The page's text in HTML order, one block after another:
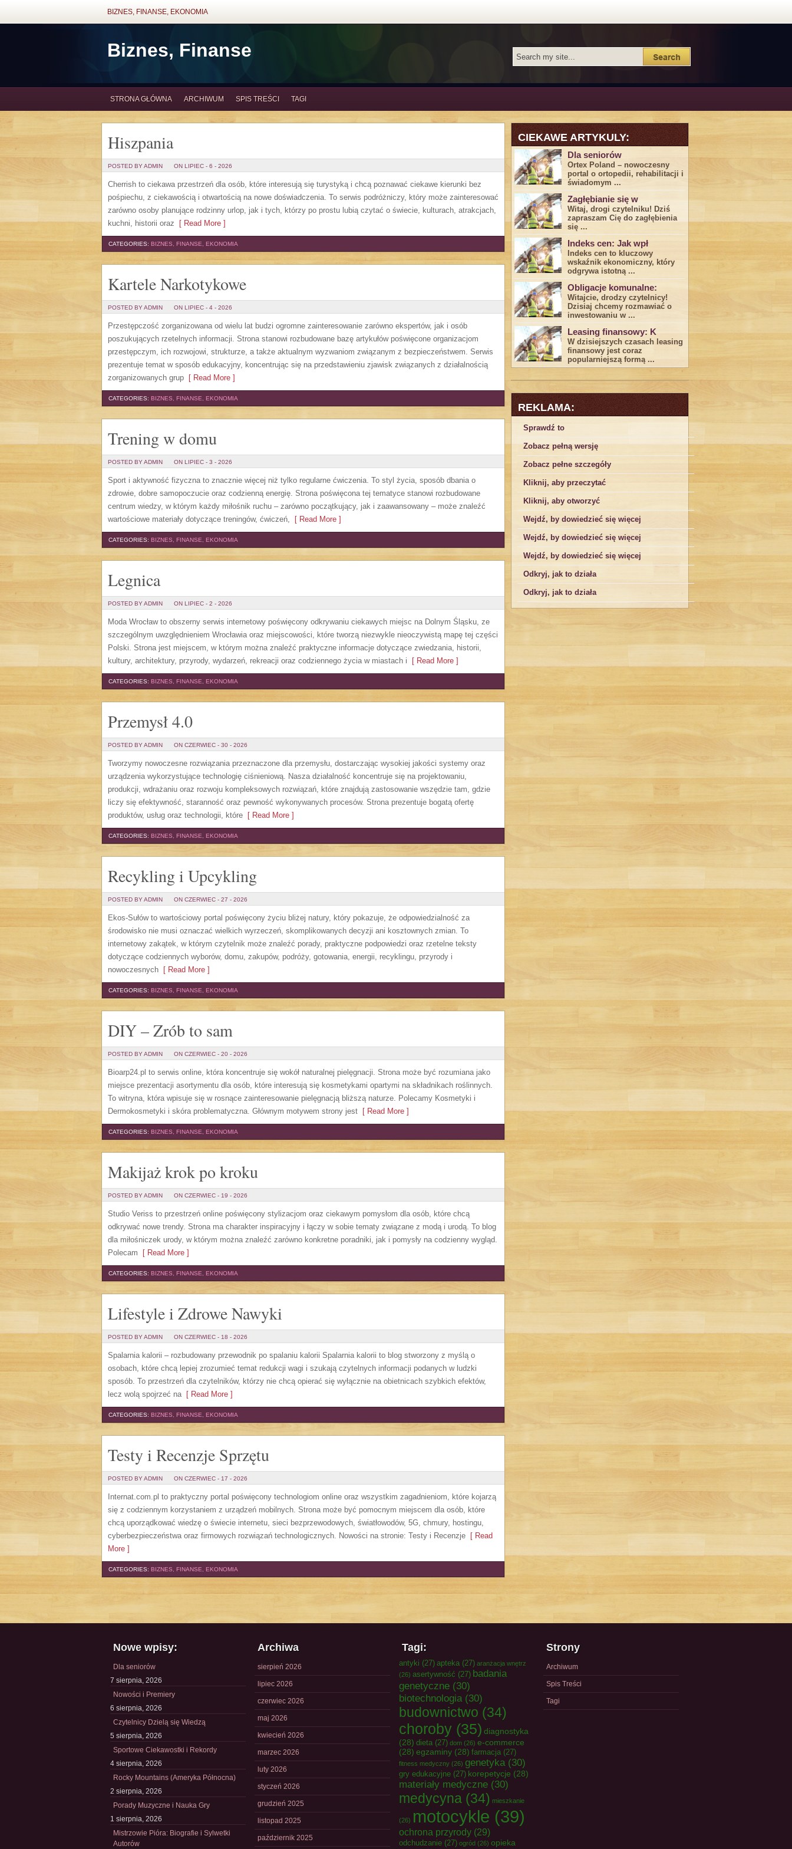
BIZNES, FINANSE, EKONOMIA
Biznes, Finanse
STRONA GŁÓWNA ARCHIWUM SPIS TREŚCI TAGI
Hiszpania
POSTED BY ADMIN ON LIPIEC - 6 - 2026
Cherrish to ciekawa przestrzeń dla osób, które interesują się turystyką i chcą poznawać ciekawe kierunki bez
pośpiechu, z ciekawością i otwartością na nowe doświadczenia. To serwis podróżniczy, który może zainteresować
zarówno osoby planujące rodzinny urlop, jak i tych, którzy po prostu lubią czytać o świecie, kulturach, atrakcjach,
kuchni, historii oraz [ Read More ]
CATEGORIES: BIZNES, FINANSE, EKONOMIA
Kartele Narkotykowe
POSTED BY ADMIN ON LIPIEC - 4 - 2026
Przestępczość zorganizowana od wielu lat budzi ogromne zainteresowanie zarówno ekspertów, jak i osób
poszukujących rzetelnych informacji. Strona stanowi rozbudowane bazę artykułów poświęcone organizacjom
przestępczym, ich rozwojowi, strukturze, a także aktualnym wyzwaniom związanym z bezpieczeństwem. Serwis
prezentuje temat w sposób edukacyjny, koncentrując się na przedstawieniu zjawisk związanych z działalnością
zorganizowanych grup [ Read More ]
CATEGORIES: BIZNES, FINANSE, EKONOMIA
Trening w domu
POSTED BY ADMIN ON LIPIEC - 3 - 2026
Sport i aktywność fizyczna to znacznie więcej niż tylko regularne ćwiczenia. To styl życia, sposób dbania o
zdrowie, dobre samopoczucie oraz codzienną energię. Strona poświęcona tej tematyce stanowi rozbudowane
centrum wiedzy, w którym każdy miłośnik ruchu – zarówno początkujący, jak i zaawansowany – może znaleźć
wartościowe materiały dotyczące treningów, ćwiczeń, [ Read More ]
CATEGORIES: BIZNES, FINANSE, EKONOMIA
Legnica
POSTED BY ADMIN ON LIPIEC - 2 - 2026
Moda Wrocław to obszerny serwis internetowy poświęcony odkrywaniu ciekawych miejsc na Dolnym Śląsku, ze
szczególnym uwzględnieniem Wrocławia oraz miejscowości, które tworzą niezwykle nieoczywistą mapę tej części
Polski. Strona jest miejscem, w którym można znaleźć praktyczne informacje dotyczące zwiedzania, historii,
kultury, architektury, przyrody, wydarzeń, rekreacji oraz codziennego życia w miastach i [ Read More ]
CATEGORIES: BIZNES, FINANSE, EKONOMIA
Przemysł 4.0
POSTED BY ADMIN ON CZERWIEC - 30 - 2026
Tworzymy nowoczesne rozwiązania przeznaczone dla przemysłu, dostarczając wysokiej jakości systemy oraz
urządzenia wykorzystujące technologię ciśnieniową. Nasza działalność koncentruje się na projektowaniu,
produkcji, wdrażaniu oraz rozwoju kompleksowych rozwiązań, które znajdują zastosowanie wszędzie tam, gdzie
liczy się efektywność, staranność oraz pewność wykonywanych procesów. Strona prezentuje bogatą ofertę
produktów, usług oraz technologii, które [ Read More ]
CATEGORIES: BIZNES, FINANSE, EKONOMIA
Recykling i Upcykling
POSTED BY ADMIN ON CZERWIEC - 27 - 2026
Ekos-Sułów to wartościowy portal poświęcony życiu bliżej natury, który pokazuje, że odpowiedzialność za
środowisko nie musi oznaczać wielkich wyrzeczeń, skomplikowanych decyzji ani kosztownych zmian. To
internetowy zakątek, w którym czytelnik może znaleźć porady, praktyczne podpowiedzi oraz rzetelne teksty
dotyczące codziennych wyborów, domu, zakupów, podróży, gotowania, energii, recyklingu, przyrody i
nowoczesnych [ Read More ]
CATEGORIES: BIZNES, FINANSE, EKONOMIA
DIY – Zrób to sam
POSTED BY ADMIN ON CZERWIEC - 20 - 2026
Bioarp24.pl to serwis online, która koncentruje się wokół naturalnej pielęgnacji. Strona może być rozumiana jako
miejsce prezentacji asortymentu dla osób, które interesują się kosmetykami opartymi na składnikach roślinnych.
To witryna, która wpisuje się w rosnące zainteresowanie pielęgnacją bliższą naturze. Polecamy Kosmetyki i
Dermokosmetyki i skóra problematyczna. Głównym motywem strony jest [ Read More ]
CATEGORIES: BIZNES, FINANSE, EKONOMIA
Makijaż krok po kroku
POSTED BY ADMIN ON CZERWIEC - 19 - 2026
Studio Veriss to przestrzeń online poświęcony stylizacjom oraz ciekawym pomysłom dla osób, które chcą
odkrywać nowe trendy. Strona ma charakter inspiracyjny i łączy w sobie tematy związane z modą i urodą. To blog
dla miłośniczek urody, w którym można znaleźć zarówno konkretne poradniki, jak i pomysły na codzienny wygląd.
Polecam [ Read More ]
CATEGORIES: BIZNES, FINANSE, EKONOMIA
Lifestyle i Zdrowe Nawyki
POSTED BY ADMIN ON CZERWIEC - 18 - 2026
Spalarnia kalorii – rozbudowany przewodnik po spalaniu kalorii Spalarnia kalorii to blog stworzony z myślą o
osobach, które chcą lepiej zrozumieć temat redukcji wagi i szukają czytelnych informacji podanych w ludzki
sposób. To przestrzeń dla czytelników, którzy nie chcą opierać się wyłącznie na obietnicach szybkich efektów,
lecz wolą spojrzeć na[ Read More ]
CATEGORIES: BIZNES, FINANSE, EKONOMIA
Testy i Recenzje Sprzętu
POSTED BY ADMIN ON CZERWIEC - 17 - 2026
Internat.com.pl to praktyczny portal poświęcony technologiom online oraz wszystkim zagadnieniom, które kojarzą
się z codziennym korzystaniem z urządzeń mobilnych. Strona może być pomocnym miejscem dla osób, które
chcą uporządkować wiedzę o świecie internetu, sieci bezprzewodowych, światłowodów, 5G, chmury, hostingu,
cyberbezpieczeństwa oraz firmowych rozwiązań technologicznych. Nowości na stronie: Testy i Recenzje [ Read
More ]
CATEGORIES: BIZNES, FINANSE, EKONOMIA
CIEKAWE ARTYKULY:
Dla seniorów
Ortex Poland – nowoczesny
portal o ortopedii, rehabilitacji i
świadomym ...
Zagłębianie się w
Witaj, drogi ⁤czytelniku! Dziś
zapraszam Cię do‍ zagłębienia
‍się⁢ ...
Indeks cen: Jak wpł
Indeks cen to kluczowy
wskaźnik ekonomiczny, który
odgrywa ​istotną ...
Obligacje komunalne:
Witajcie, drodzy czytelnicy!
Dzisiaj chcemy rozmawiać o
inwestowaniu w ...
Leasing finansowy: K
W dzisiejszych czasach leasing ​
finansowy jest ⁢coraz
popularniejszą formą ...
REKLAMA:
Sprawdź to
Zobacz pełną wersję
Zobacz pełne szczegóły
Kliknij, aby przeczytać
Kliknij, aby otworzyć
Wejdź, by dowiedzieć się więcej
Wejdź, by dowiedzieć się więcej
Wejdź, by dowiedzieć się więcej
Odkryj, jak to działa
Odkryj, jak to działa
Nowe wpisy:
Dla seniorów
7 sierpnia, 2026
Nowości i Premiery
6 sierpnia, 2026
Czytelnicy Dzielą się Wiedzą
5 sierpnia, 2026
Sportowe Ciekawostki i Rekordy
4 sierpnia, 2026
Rocky Mountains (Ameryka Północna)
2 sierpnia, 2026
Porady Muzyczne i Nauka Gry
1 sierpnia, 2026
Mistrzowie Pióra: Biografie i Sylwetki
Autorów
Archiwa
sierpień 2026
lipiec 2026
czerwiec 2026
maj 2026
kwiecień 2026
marzec 2026
luty 2026
styczeń 2026
grudzień 2025
listopad 2025
październik 2025
Tagi:
antyki (27) apteka (27) aranżacja wnętrz
(26) asertywność (27) badania
genetyczne (30)
biotechnologia(30)
budownictwo (34)
choroby (35) diagnostyka
(28) dieta (27) dom (26) e-commerce
(28) egzaminy (28) farmacja (27)
fitness medyczny (26) genetyka(30)
gry edukacyjne (27) korepetycje (28)
materiały medyczne (30)
medycyna (34) mieszkanie
(26) motocykle (39)
ochrona przyrody (29)
odchudzanie (27) ogród (26) opieka
Strony
Archiwum
Spis Treści
Tagi